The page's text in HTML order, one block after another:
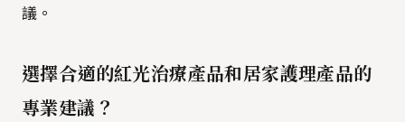
議。
選擇合適的紅光治療產品和居家護理產品的
專業建議？